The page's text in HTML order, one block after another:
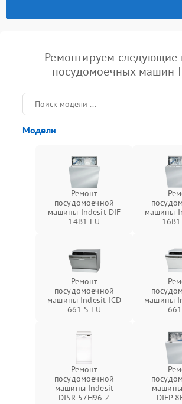
Ремонтируем следующие
посудомоечных машин
Модели
Ремонт
посудомоечной
машины Indesit DIF
14B1 EU
машины
Ремонт
посудомоечной
машины Indesit ICD
661 S EU
машины
Ремонт
посудомоечной
машины Indesit
DISR 57H96 Z
DIFP